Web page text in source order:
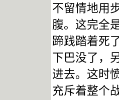
不留情地用
腹。这完全
蹄践踏着死
下巴没了，
进去。这时
充斥着整个